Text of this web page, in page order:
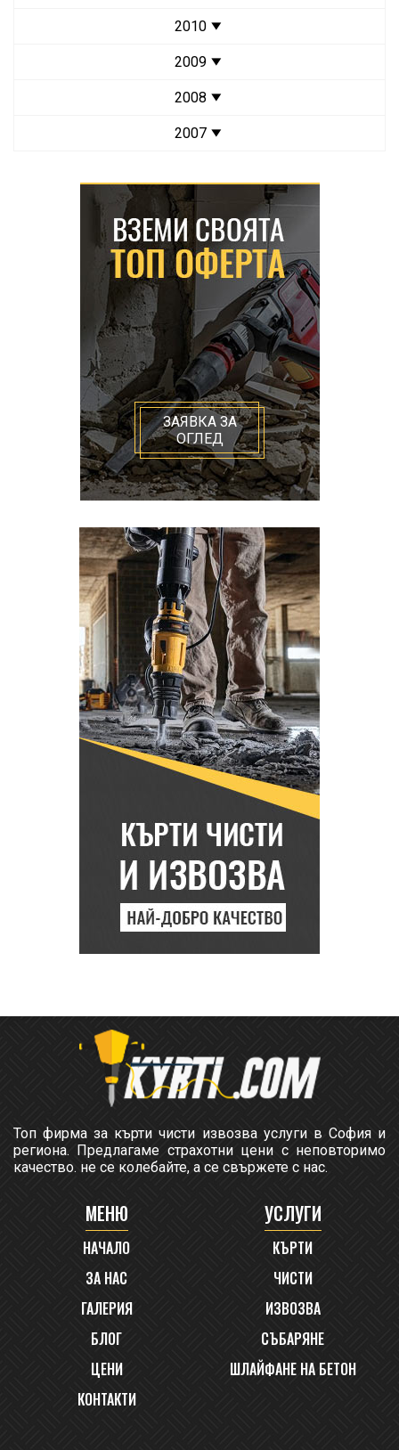
2010
2009
2008
2007
ЗАЯВКА ЗА
ОГЛЕД
Топ фирма за кърти чисти извозва услуги в София и
региона. Предлагаме страхотни цени с неповторимо
качество. не се колебайте, а се свържете с нас.
МЕНЮ
НАЧАЛО
ЗА НАС
ГАЛЕРИЯ
БЛОГ
ЦЕНИ
КОНТАКТИ
УСЛУГИ
КЪРТИ
ЧИСТИ
ИЗВОЗВА
СЪБАРЯНЕ
ШЛАЙФАНЕ НА БЕТОН